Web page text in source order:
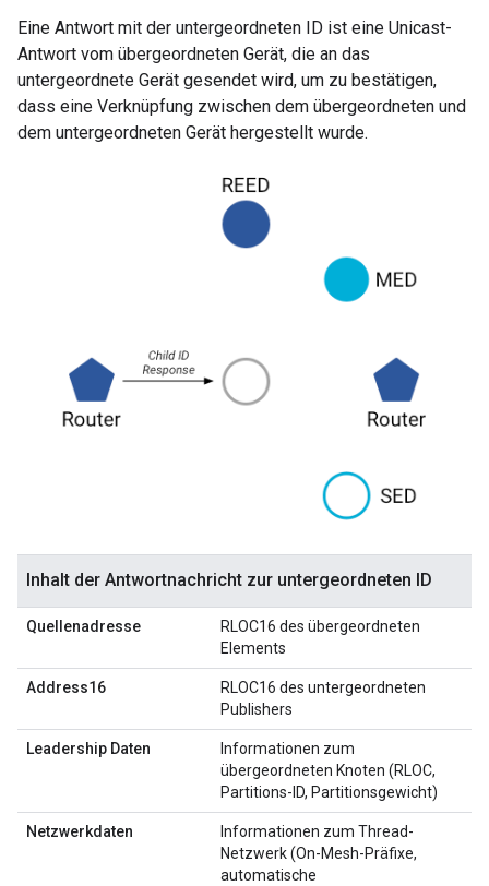
Eine Antwort mit der untergeordneten ID ist eine Unicast-
Antwort vom übergeordneten Gerät, die an das
untergeordnete Gerät gesendet wird, um zu bestätigen,
dass eine Verknüpfung zwischen dem übergeordneten und
dem untergeordneten Gerät hergestellt wurde.
Inhalt der Antwortnachricht zur untergeordneten ID
Quellenadresse
RLOC16 des übergeordneten
Elements
Address16
RLOC16 des untergeordneten
Publishers
Leadership Daten
Informationen zum
übergeordneten Knoten (RLOC,
Partitions-ID, Partitionsgewicht)
Netzwerkdaten
Informationen zum Thread-
Netzwerk (On-Mesh-Präfixe,
automatische